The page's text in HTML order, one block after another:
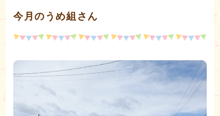
今月のうめ組さん